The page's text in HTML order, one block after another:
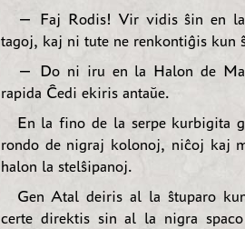
— Faj Rodis! Vir vidis ŝin en la
tagoj, kaj ni tute ne renkontiĝis kun
— Do ni iru en la Halon de
rapida Ĉedi ekiris antaŭe.
En la fino de la serpe kurbigita
rondo de nigraj kolonoj, niĉoj kaj
halon la stelŝipanoj.
Gen Atal deiris al la ŝtuparo
certe direktis sin al la nigra